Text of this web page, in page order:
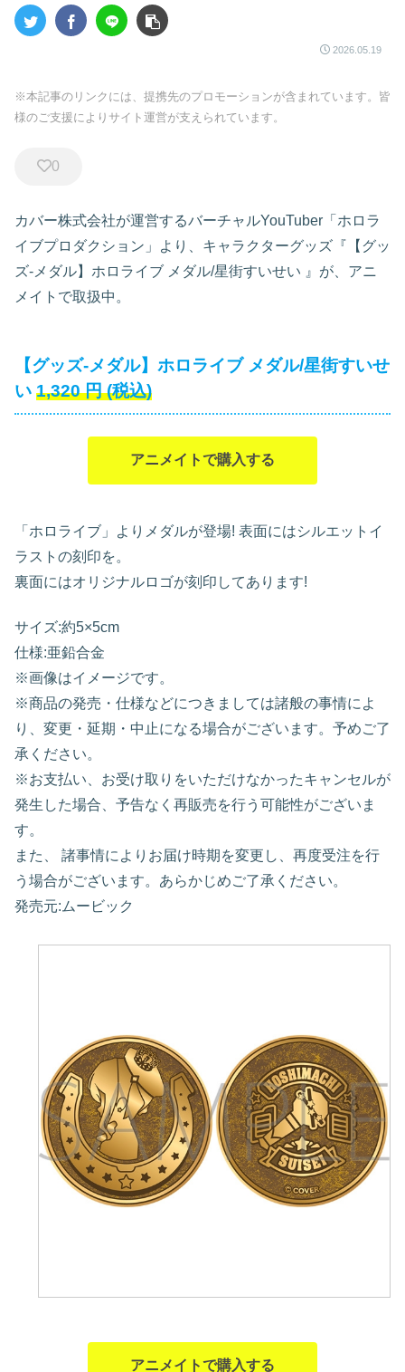
2026.05.19
※本記事のリンクには、提携先のプロモーションが含まれています。皆
様のご支援によりサイト運営が支えられています。
0
カバー株式会社が運営するバーチャルYouTuber「ホロラ
イブプロダクション」より、キャラクターグッズ『【グッ
ズ-メダル】ホロライブ メダル/星街すいせい 』が、アニ
メイトで取扱中。
【グッズ-メダル】ホロライブ メダル/星街すいせ
い 1,320 円 (税込)
アニメイトで購入する
「ホロライブ」よりメダルが登場! 表面にはシルエットイ
ラストの刻印を。
裏面にはオリジナルロゴが刻印してあります!
サイズ:約5×5cm
仕様:亜鉛合金
※画像はイメージです。
※商品の発売・仕様などにつきましては諸般の事情によ
り、変更・延期・中止になる場合がございます。予めご了
承ください。
※お支払い、お受け取りをいただけなかったキャンセルが
発生した場合、予告なく再販売を行う可能性がございま
す。
また、 諸事情によりお届け時期を変更し、再度受注を行
う場合がございます。あらかじめご了承ください。
発売元:ムービック
アニメイトで購入する